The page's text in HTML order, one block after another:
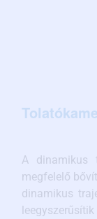
A dinamikus
megfelelő
dinamikus